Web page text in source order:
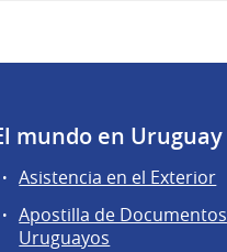
mundo en Uruguay
Asistencia en el Exterior
Apostilla de Documentos
Uruguayos